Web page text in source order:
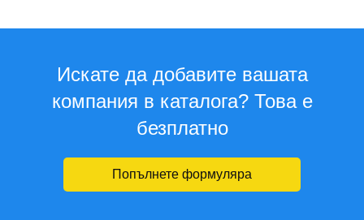
Искате да добавите вашата
компания в каталога? Това е
безплатно
Попълнете формуляра